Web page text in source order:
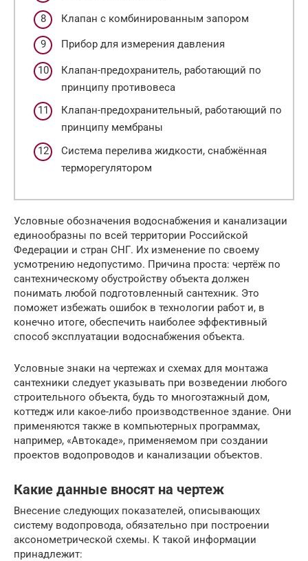
Клапан с комбинированным запором
Прибор для измерения давления
Клапан-предохранитель, работающий по
принципу противовеса
Клапан-предохранительный, работающий по
принципу мембраны
Система перелива жидкости, снабжённая
терморегулятором
Условные обозначения водоснабжения и канализации
единообразны по всей территории Российской
Федерации и стран СНГ. Их изменение по своему
усмотрению недопустимо. Причина проста: чертёж по
сантехническому обустройству объекта должен
понимать любой подготовленный сантехник. Это
поможет избежать ошибок в технологии работ и, в
конечно итоге, обеспечить наиболее эффективный
способ эксплуатации водоснабжения объекта.
Условные знаки на чертежах и схемах для монтажа
сантехники следует указывать при возведении любого
строительного объекта, будь то многоэтажный дом,
коттедж или какое-либо производственное здание. Они
применяются также в компьютерных программах,
например, «Автокаде», применяемом при создании
проектов водопроводов и канализации объектов.
Какие данные вносят на чертеж
Внесение следующих показателей, описывающих
систему водопровода, обязательно при построении
аксонометрической схемы. К такой информации
принадлежит: